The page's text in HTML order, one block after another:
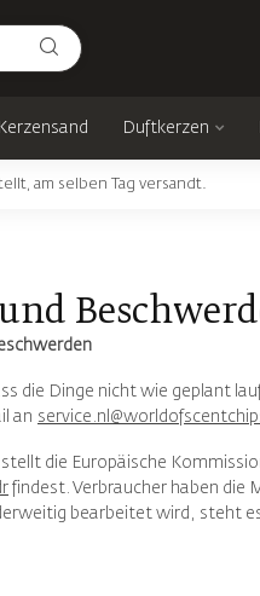
Kerzensand Duftkerzen
am selben Tag versandt.
die Dinge nicht wie geplant
an
die Europäische
findest. Verbraucher haben die
bearbeitet wird, steht